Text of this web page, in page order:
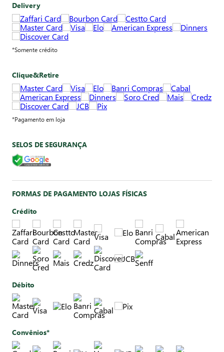
Delivery
*Somente crédito
Clique&Retire
*Pagamento em loja
SELOS DE SEGURANÇA
FORMAS DE PAGAMENTO LOJAS FÍSICAS
Crédito
Débito
Convênios*